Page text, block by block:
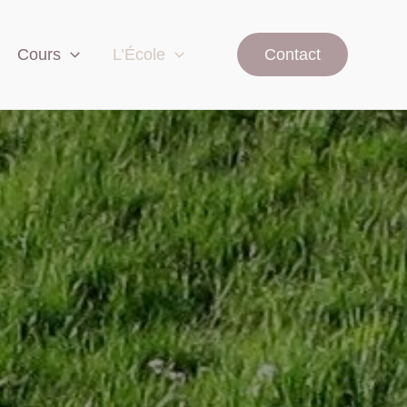
Cours L’École Contact